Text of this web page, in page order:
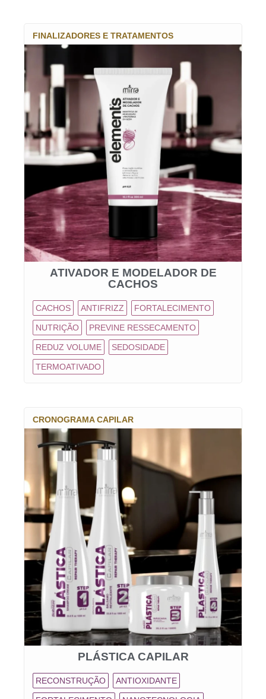
FINALIZADORES E TRATAMENTOS
ATIVADOR E MODELADOR DE
CACHOS
CACHOS ANTIFRIZZ FORTALECIMENTO
NUTRIÇÃO PREVINE RESSECAMENTO
REDUZ VOLUME SEDOSIDADE
TERMOATIVADO
CRONOGRAMA CAPILAR
PLÁSTICA CAPILAR
RECONSTRUÇÃO ANTIOXIDANTE